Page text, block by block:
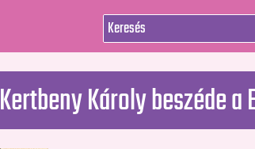
Kertbeny Károly beszéde